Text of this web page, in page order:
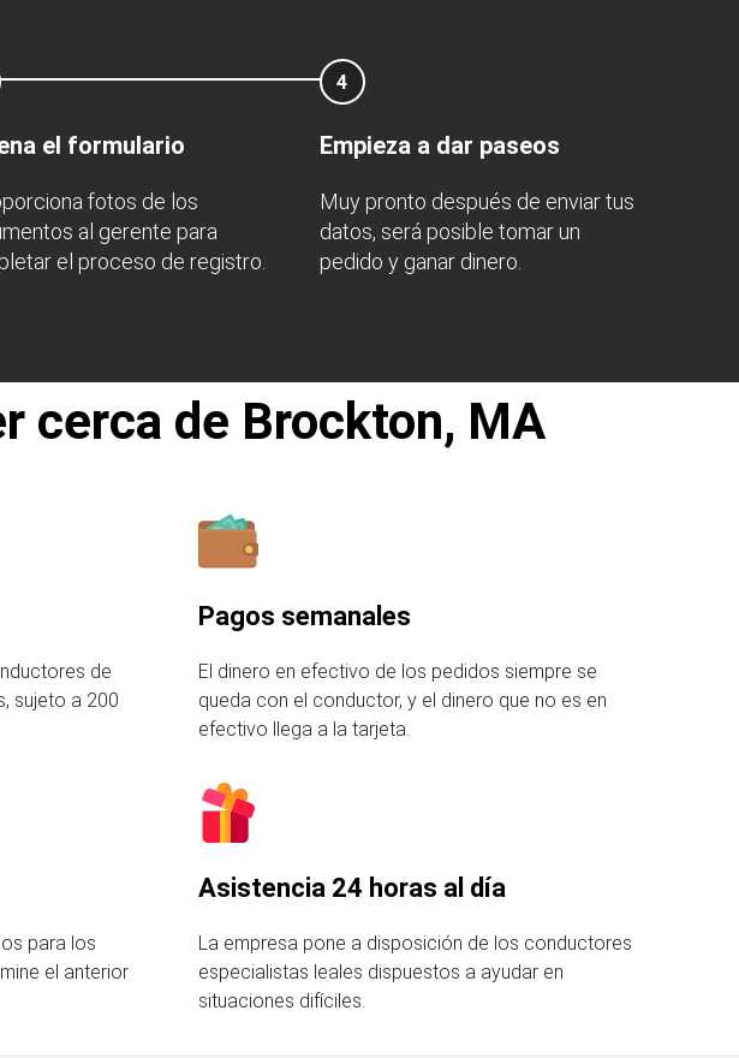
el formulario
fotos de los
al gerente para
el proceso de registro.
4
Empieza a dar paseos
Muy pronto después de enviar tus
datos, será posible tomar un
pedido y ganar dinero.
cerca de Brockton, MA
de
sujeto a 200
Pagos semanales
El dinero en efectivo de los pedidos siempre se
queda con el conductor, y el dinero que no es en
efectivo llega a la tarjeta.
para los
el anterior
Asistencia 24 horas al día
La empresa pone a disposición de los conductores
especialistas leales dispuestos a ayudar en
situaciones difíciles.